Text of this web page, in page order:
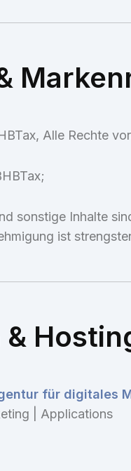
Alle Rechte
sonstige Inhalte
ist
für digitales
| Applications